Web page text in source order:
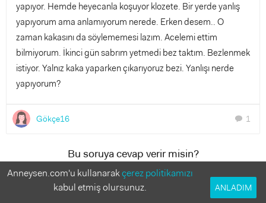
yapıyor. Hemde heyecanla koşuyor klozete. Bir yerde yanlış
yapıyorum ama anlamıyorum nerede. Erken desem.. O
zaman kakasını da söylememesi lazım. Acelemi ettim
bilmiyorum. İkinci gün sabrım yetmedi bez taktım. Bezlenmek
istiyor. Yalnız kaka yaparken çıkarıyoruz bezi. Yanlışı nerde
yapıyorum?
Gökçe16 chat 1
Bu soruya cevap verir misin?
Anneler deneyimlerinden faydalanmak istiyor!
Anneysen.com'u kullanarakçerez politikamızı
kabul etmiş olursunuz.
ANLADIM